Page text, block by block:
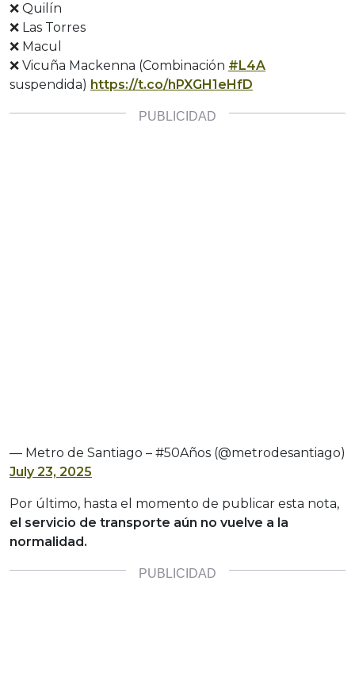
❌ Quilín
❌ Las Torres
❌ Macul
❌ Vicuña Mackenna (Combinación #L4A
suspendida) https://t.co/hPXGH1eHfD
— Metro de Santiago – #50Años (@metrodesantiago)
July 23, 2025
Por último, hasta el momento de publicar esta nota,
el servicio de transporte aún no vuelve a la
normalidad.